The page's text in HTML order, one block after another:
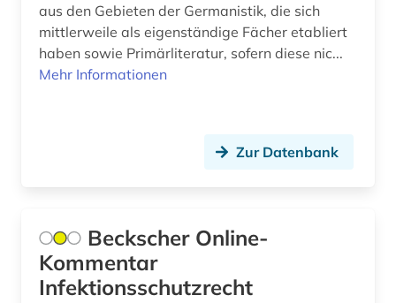
akademie der künste (1)
akademie der wissenschaften (1)
akkadisch (2)
akkreditierung (1)
aus den Gebieten der Germanistik, die sich
mittlerweile als eigenständige Fächer etabliert
haben sowie Primärliteratur, sofern diese nic...
Mehr Informationen
Zur Datenbank
Beckscher Online-
Kommentar
Infektionsschutzrecht